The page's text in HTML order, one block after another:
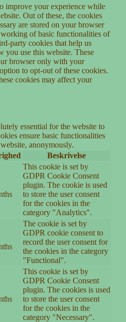
improve your experience while
Out of these, the cookies
are stored on your browser
working of basic functionalities of
party cookies that help us
you use this website. These
browser only with your
to opt-out of these cookies.
cookies may affect your
essential for the website to
ensure basic functionalities
anonymously.
Beskrivelse
This cookie is set by
GDPR Cookie Consent
plugin. The cookie is used
to store the user consent
for the cookies in the
category "Analytics".
The cookie is set by
GDPR cookie consent to
record the user consent for
the cookies in the category
"Functional".
This cookie is set by
GDPR Cookie Consent
plugin. The cookies is used
to store the user consent
for the cookies in the
category "Necessary".